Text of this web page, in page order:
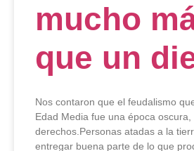
mucho
que un
Nos contaron que el feudalismo
Edad Media fue una época oscura,
derechos.Personas atadas a la
entregar buena parte de lo que